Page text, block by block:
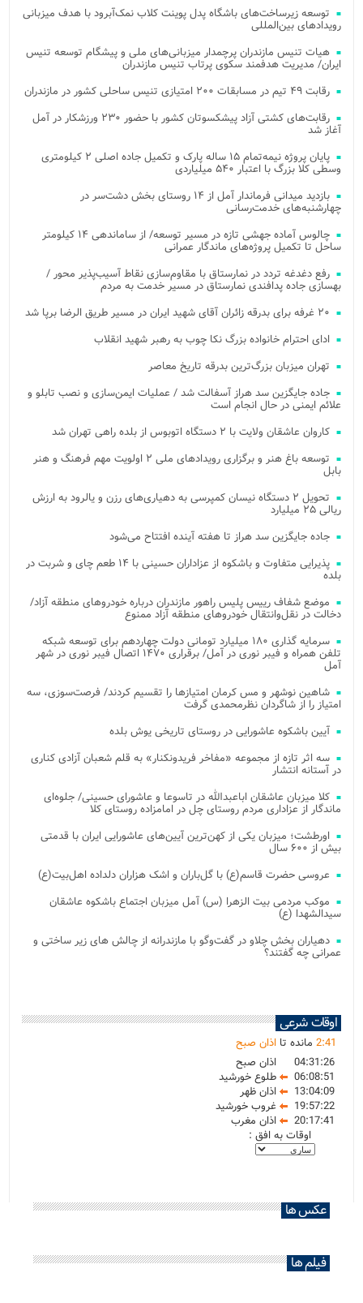
توسعه زیرساخت‌های باشگاه پدل پوینت کلاب نمک‌آبرود با هدف میزبانی
رویدادهای بین‌المللی
هیات تنیس مازندران پرچمدار میزبانی‌های ملی و پیشگام توسعه تنیس
ایران/ مدیریت هدفمند سکوی پرتاب تنیس مازندران
رقابت ۴۹ تیم در مسابقات ۲۰۰ امتیازی تنیس ساحلی کشور در مازندران
رقابت‌های کشتی آزاد پیشکسوتان کشور با حضور ۲۳۰ ورزشکار در آمل
آغاز شد
پایان پروژه نیمه‌تمام ۱۵ ساله پارک و تکمیل جاده اصلی ۲ کیلومتری
وسطی کلا بزرگ با اعتبار ۵۴۰ میلیاردی
بازدید میدانی فرماندار آمل از ۱۴ روستای بخش دشت‌سر در
چهارشنبه‌های خدمت‌رسانی
چالوس آماده جهشی تازه در مسیر توسعه/ از ساماندهی ۱۴ کیلومتر
ساحل تا تکمیل پروژه‌های ماندگار عمرانی
رفع دغدغه تردد در نمارستاق با مقاوم‌سازی نقاط آسیب‌پذیر محور /
بهسازی جاده پدافندی نمارستاق در مسیر خدمت به مردم
۲۰ غرفه برای بدرقه زائران آقای شهید ایران در مسیر طریق الرضا برپا شد
ادای احترام خانواده بزرگ نکا چوب به رهبر شهید انقلاب
تهران میزبان بزرگ‌ترین بدرقه تاریخ معاصر
جاده جایگزین سد هراز آسفالت شد / عملیات ایمن‌سازی و نصب تابلو و
علائم ایمنی در حال انجام است
کاروان عاشقان ولایت با ۲ دستگاه اتوبوس از بلده راهی تهران شد
توسعه باغ هنر و برگزاری رویدادهای ملی ۲ اولویت مهم فرهنگ و هنر
بابل
تحویل ۲ دستگاه نیسان کمپرسی به دهیاری‌های رزن و یالرود به ارزش
ریالی ۲۵ میلیارد
جاده جایگزین سد هراز تا هفته آینده افتتاح می‌شود
پذیرایی متفاوت و باشکوه از عزاداران حسینی با ۱۴ طعم چای و شربت در
بلده
موضع شفاف رییس پلیس راهور مازندران درباره خودروهای منطقه آزاد/
دخالت در نقل‌وانتقال خودروهای منطقه آزاد ممنوع
سرمایه گذاری ۱۸۰ میلیارد تومانی دولت چهاردهم برای توسعه شبکه
تلفن همراه و فیبر نوری در آمل/ برقراری ۱۴۷۰ اتصال فیبر نوری در شهر
آمل
شاهین نوشهر و مس کرمان امتیازها را تقسیم کردند/ فرصت‌سوزی، سه
امتیاز را از شاگردان نظرمحمدی گرفت
آیین باشکوه عاشورایی در روستای تاریخی یوش بلده
سه اثر تازه از مجموعه «مفاخر فریدونکنار» به قلم شعبان آزادی کناری
در آستانه انتشار
کلا میزبان عاشقان اباعبدالله در تاسوعا و عاشورای حسینی/ جلوه‌ای
ماندگار از عزاداری مردم روستای چل در امامزاده روستای کلا
اورطشت؛ میزبان یکی از کهن‌ترین آیین‌های عاشورایی ایران با قدمتی
بیش از ۶۰۰ سال
عروسی حضرت قاسم(ع) با گل‌باران و اشک هزاران دلداده اهل‌بیت(ع)
موکب مردمی بیت‌ الزهرا (س) آمل میزبان اجتماع باشکوه عاشقان
سیدالشهدا (ع)
دهیاران بخش چلاو در گفت‌وگو با مازندرانه از چالش های زیر ساختی و
عمرانی چه گفتند؟
اوقات شرعی
2:41 مانده تا اذان صبح
04:31:26
اذان صبح
06:08:51
طلوع خورشید
13:04:09
اذان ظهر
19:57:22
غروب خورشید
20:17:41
اذان مغرب
اوقات به افق :
عکس ها
فیلم ها